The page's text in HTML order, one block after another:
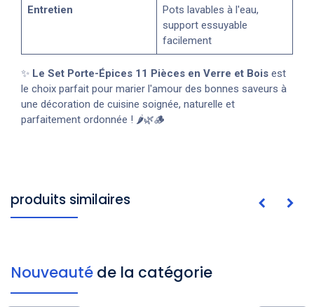
Entretien
Pots lavables à l'eau,
support essuyable
facilement
✨ Le Set Porte-Épices 11 Pièces en Verre et Bois est
le choix parfait pour marier l'amour des bonnes saveurs à
une décoration de cuisine soignée, naturelle et
parfaitement ordonnée ! 🌶️🌿🪵
produits similaires
Nouveauté de la catégorie